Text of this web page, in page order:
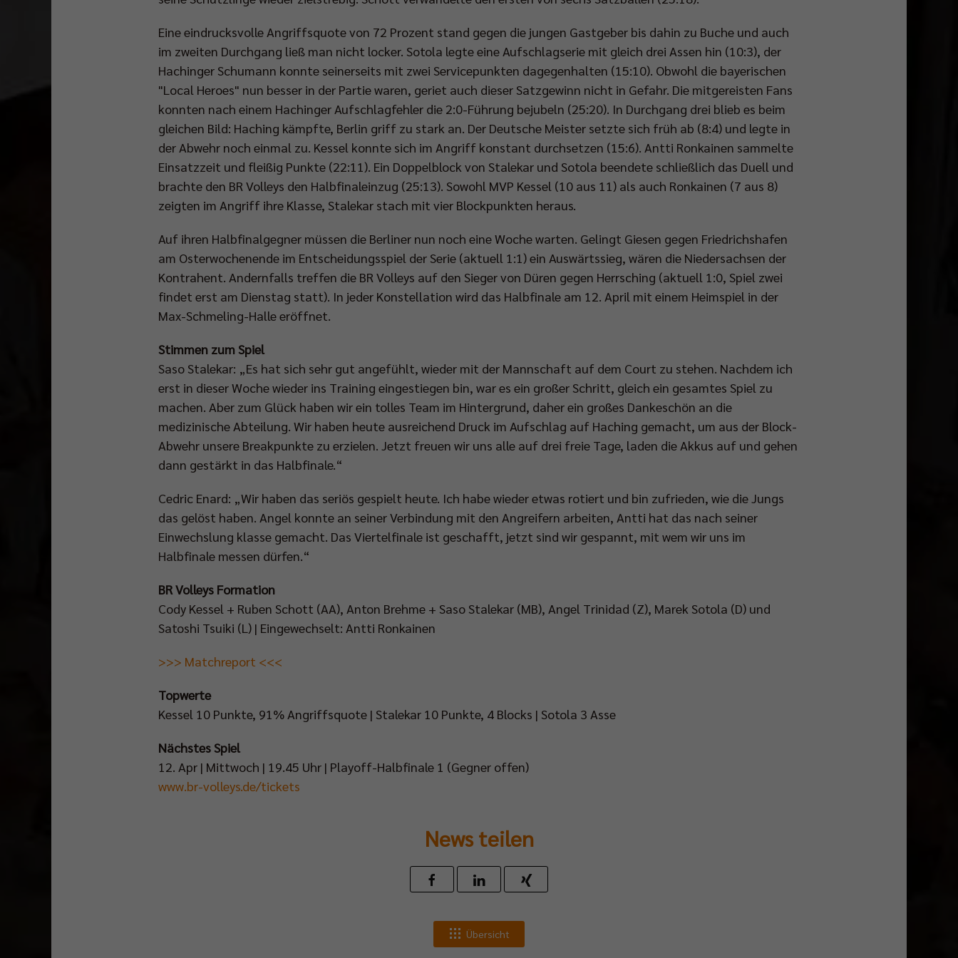
Eine eindrucksvolle Angriffsquote von 72 Prozent stand gegen die jungen Gastgeber bis dahin zu Buche und auch
im zweiten Durchgang ließ man nicht locker. Sotola legte eine Aufschlagserie mit gleich drei Assen hin (10:3), der
Hachinger Schumann konnte seinerseits mit zwei Servicepunkten dagegenhalten (15:10). Obwohl die bayerischen
"Local Heroes" nun besser in der Partie waren, geriet auch dieser Satzgewinn nicht in Gefahr. Die mitgereisten Fans
konnten nach einem Hachinger Aufschlagfehler die 2:0-Führung bejubeln (25:20). In Durchgang drei blieb es beim
gleichen Bild: Haching kämpfte, Berlin griff zu stark an. Der Deutsche Meister setzte sich früh ab (8:4) und legte in
der Abwehr noch einmal zu. Kessel konnte sich im Angriff konstant durchsetzen (15:6). Antti Ronkainen sammelte
Einsatzzeit und fleißig Punkte (22:11). Ein Doppelblock von Stalekar und Sotola beendete schließlich das Duell und
brachte den BR Volleys den Halbfinaleinzug (25:13). Sowohl MVP Kessel (10 aus 11) als auch Ronkainen (7 aus 8)
zeigten im Angriff ihre Klasse, Stalekar stach mit vier Blockpunkten heraus.
Auf ihren Halbfinalgegner müssen die Berliner nun noch eine Woche warten. Gelingt Giesen gegen Friedrichshafen
am Osterwochenende im Entscheidungsspiel der Serie (aktuell 1:1) ein Auswärtssieg, wären die Niedersachsen der
Kontrahent. Andernfalls treffen die BR Volleys auf den Sieger von Düren gegen Herrsching (aktuell 1:0, Spiel zwei
findet erst am Dienstag statt). In jeder Konstellation wird das Halbfinale am 12. April mit einem Heimspiel in der
Max-Schmeling-Halle eröffnet.
Stimmen zum Spiel
Saso Stalekar: „Es hat sich sehr gut angefühlt, wieder mit der Mannschaft auf dem Court zu stehen. Nachdem ich
erst in dieser Woche wieder ins Training eingestiegen bin, war es ein großer Schritt, gleich ein gesamtes Spiel zu
machen. Aber zum Glück haben wir ein tolles Team im Hintergrund, daher ein großes Dankeschön an die
medizinische Abteilung. Wir haben heute ausreichend Druck im Aufschlag auf Haching gemacht, um aus der Block-
Abwehr unsere Breakpunkte zu erzielen. Jetzt freuen wir uns alle auf drei freie Tage, laden die Akkus auf und gehen
dann gestärkt in das Halbfinale.“
Cedric Enard: „Wir haben das seriös gespielt heute. Ich habe wieder etwas rotiert und bin zufrieden, wie die Jungs
das gelöst haben. Angel konnte an seiner Verbindung mit den Angreifern arbeiten, Antti hat das nach seiner
Einwechslung klasse gemacht. Das Viertelfinale ist geschafft, jetzt sind wir gespannt, mit wem wir uns im
Halbfinale messen dürfen.“
BR Volleys Formation
Cody Kessel + Ruben Schott (AA), Anton Brehme + Saso Stalekar (MB), Angel Trinidad (Z), Marek Sotola (D) und
Satoshi Tsuiki (L) | Eingewechselt: Antti Ronkainen
>>> Matchreport <<<
Topwerte
Kessel 10 Punkte, 91% Angriffsquote | Stalekar 10 Punkte, 4 Blocks | Sotola 3 Asse
Nächstes Spiel
12. Apr | Mittwoch | 19.45 Uhr | Playoff-Halbfinale 1 (Gegner offen)
www.br-volleys.de/tickets
News teilen
Übersicht